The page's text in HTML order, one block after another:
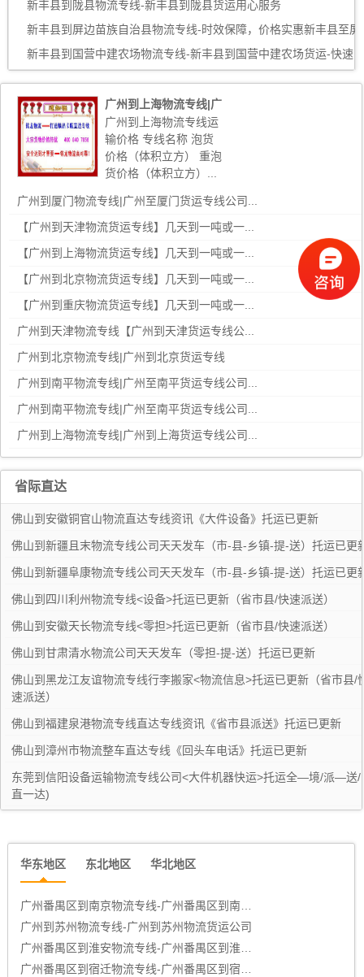
新丰县到陇县物流专线-新丰县到陇县货运用心服务
新丰县到屏边苗族自治县物流专线-时效保障，价格实惠新丰县至屏
边苗族自治县货运
新丰县到国营中建农场物流专线-新丰县到国营中建农场货运-快速
直达
新丰县到东成镇物流专线-长期为您提供优秀的物流服务-新丰县至
东成镇货
新丰县到龙门镇物流专线-龙门镇到新丰县货运-实时定
新丰县到昌化镇物流
新丰县到福山镇物流专线-新丰县至福山镇专线-精准安排、保障货
物安全
新丰县到自流井区物流专线-新丰县至自流井区货运重量轻松解决，
新丰县到重庆物流公司-新丰县到重庆专线-
新丰县到临沧物流专线-临沧到新丰县货运-专车直送
新丰县到贵阳物流公司-新丰县至贵阳专线年度合同
新丰县到屏东县物流专线-安全出众新丰县至屏东县专线
格
新丰县到聂荣县物流专线-新丰县到聂荣县货运（无盲点-派送）
新丰县到当雄县物流专线-新丰县到当雄县货运-线路优势
新丰县到峨山彝族自治县物流公司-新丰县至峨山彝族自治县专线-
安全快捷，全方位支持
新丰县到元江哈尼族彝族傣族自治县物流专线-新丰县至元江哈尼族
彝族傣族自治县货运物流服务
新丰县到西畴县物流-新丰县到西畴县专线-物流热推
新丰县到陆良县物流专线-专业新丰县至陆良县专线
新丰县到筠连县物流专线-新丰县至筠连县货运-超负荷承载，让您
作伙伴
输 新丰县到石渠县物流公司-新丰县到石渠县专线-全程无忧
新丰县到剑阁县物流专线-新丰县至剑阁县货运绿色环保物流专线
广州到上海物流专线|广
州到上海货运专线公司
广州到上海物流专线运
输价格 专线名称 泡货
价格（体积立方） 重泡
货价格（体积立方）...
广州到厦门物流专线|广州至厦门货运专线公司...
【广州到天津物流货运专线】几天到一吨或一...
【广州到上海物流货运专线】几天到一吨或一...
【广州到北京物流货运专线】几天到一吨或一...
【广州到重庆物流货运专线】几天到一吨或一...
广州到天津物流专线【广州到天津货运专线公...
广州到北京物流专线|广州到北京货运专线
广州到南平物流专线|广州至南平货运专线公司...
广州到南平物流专线|广州至南平货运专线公司...
广州到上海物流专线|广州到上海货运专线公司...
省际直达
佛山到安徽铜官山物流直达专线资讯《大件设备》托运已更新
佛山到新疆且末物流专线公司天天发车（市-县-乡镇-提-送）托运已更
佛山到新疆阜康物流专线公司天天发车（市-县-乡镇-提-送）托运已更
佛山到四川利州物流专线<设备>托运已更新（省市县/快速派送）
佛山到安徽天长物流专线<零担>托运已更新（省市县/快速派送）
佛山到甘肃清水物流公司天天发车（零担-提-送）托运已更新
佛山到黑龙江友谊物流专线行李搬家<物流信息>托运已更新（省市县/
速派送）
佛山到福建泉港物流专线直达专线资讯《省市县派送》托运已更新
佛山到漳州市物流整车直达专线《回头车电话》托运已更新
东莞到信阳设备运输物流专线公司<大件机器快运>托运全—境/派—送/
直一达)
广州到思茅危险品物流专线公司<危化品整车零单业务>托运全—境/派-
运/直一达)
广州到江油危险品物流专线公司<危化品整车零单业务>托运全—境/派-
运/直一达)
广州到崇州危险品物流专线公司<危化品整车零单业务>托运全—境/派-
运/直一达)
华东地区 东北地区 华北地区
广州番禺区到南京物流专线-广州番禺区到南京物流货运公司
广州到苏州物流专线-广州到苏州物流货运公司